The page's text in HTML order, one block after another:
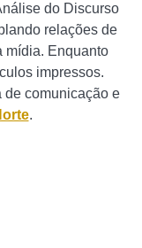
do Discurso
relações de
mídia. Enquanto
impressos.
de comunicação e
.